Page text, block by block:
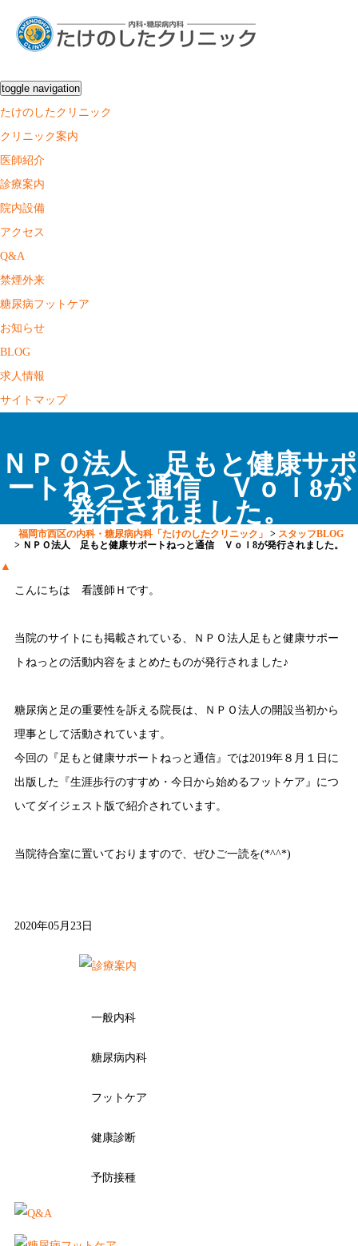
toggle navigation
たけのしたクリニック
クリニック案内
医師紹介
診療案内
院内設備
アクセス
Q&A
禁煙外来
糖尿病フットケア
お知らせ
BLOG
求人情報
サイトマップ
ＮＰＯ法人 足もと健康サポ
ートねっと通信 Ｖｏｌ8が
発行されました。
福岡市西区の内科・糖尿病内科「たけのしたクリニック」 > スタッフBLOG
> ＮＰＯ法人 足もと健康サポートねっと通信 Ｖｏｌ8が発行されました。
▲
こんにちは 看護師Ｈです。
当院のサイトにも掲載されている、ＮＰＯ法人足もと健康サポー
トねっとの活動内容をまとめたものが発行されました♪
糖尿病と足の重要性を訴える院長は、ＮＰＯ法人の開設当初から
理事として活動されています。
今回の『足もと健康サポートねっと通信』では2019年８月１日に
出版した『生涯歩行のすすめ・今日から始めるフットケア』につ
いてダイジェスト版で紹介されています。
当院待合室に置いておりますので、ぜひご一読を(*^^*)
2020年05月23日
一般内科
糖尿病内科
フットケア
健康診断
予防接種